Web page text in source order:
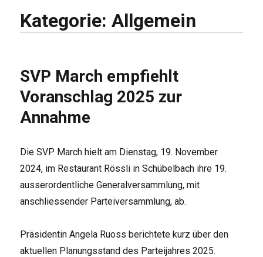
Kategorie:Allgemein
SVP March empfiehlt
Voranschlag 2025 zur
Annahme
Die SVP March hielt am Dienstag, 19. November
2024, im Restaurant Rössli in Schübelbach ihre 19.
ausserordentliche Generalversammlung, mit
anschliessender Parteiversammlung, ab.
Präsidentin Angela Ruoss berichtete kurz über den
aktuellen Planungsstand des Parteijahres 2025.